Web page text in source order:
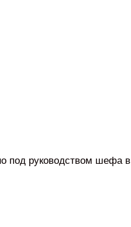
под руководством шефа в